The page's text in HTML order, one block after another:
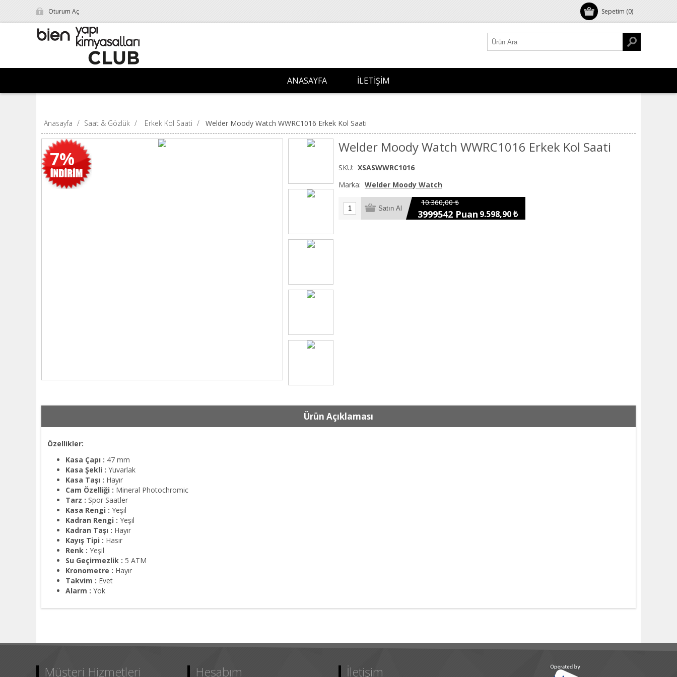
Sepetim (0)
Oturum Aç
ANASAYFA İLETIŞIM
Anasayfa / Saat & Gözlük / Erkek Kol Saati / Welder Moody Watch WWRC1016 Erkek Kol Saati
7%
Welder Moody Watch WWRC1016 Erkek Kol Saati
SKU: XSASWWRC1016
Marka: Welder Moody Watch
10.360,00 ₺
3999542 Puan 9.598,90 ₺
Ürün Açıklaması
Özellikler:
Kasa Çapı : 47 mm
Kasa Şekli : Yuvarlak
Kasa Taşı : Hayır
Cam Özelliği : Mineral Photochromic
Tarz : Spor Saatler
Kasa Rengi : Yeşil
Kadran Rengi : Yeşil
Kadran Taşı : Hayır
Kayış Tipi : Hasır
Renk : Yeşil
Su Geçirmezlik : 5 ATM
Kronometre : Hayır
Takvim : Evet
Alarm : Yok
Müşteri Hizmetleri Hesabım İletişim